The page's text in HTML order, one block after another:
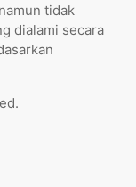
tidak
dialami secara